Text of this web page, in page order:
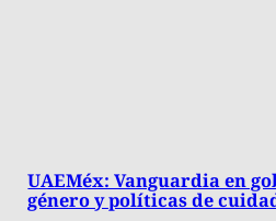
UAEMéx: Vanguardia en
género y políticas de